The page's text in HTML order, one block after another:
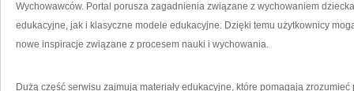
Wychowawców. Portal porusza zagadnienia związane z wychowaniem
edukacyjne, jak i klasyczne modele edukacyjne. Dzięki temu użytkownicy
nowe inspiracje związane z procesem nauki i wychowania.
Dużą część serwisu zajmują materiały edukacyjne, które pomagają